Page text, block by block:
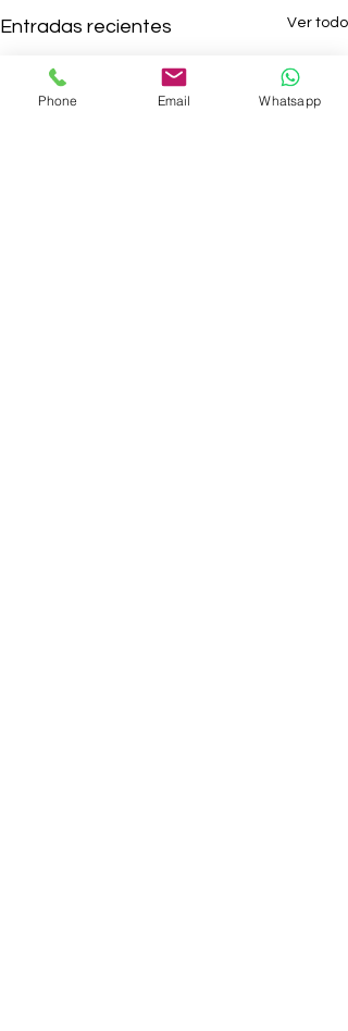
Entradas recientes Ver todo
Phone Email Whatsapp